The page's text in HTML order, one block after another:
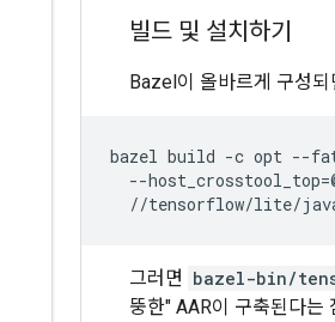
빌드 및 설치하기
Bazel이 올바르게 구성
bazel build -c opt --
--host_crosstool_top=
그러면 bazel-bin/
뚱한" AAR이 구축된다는